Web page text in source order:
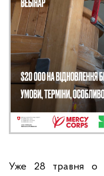
Уже 28 травня о